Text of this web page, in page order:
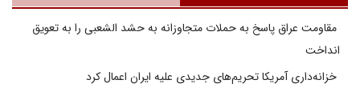
مقاومت عراق پاسخ به حملات متجاوزانه به حشد الشعبی را به تعویق
انداخت
خزانه‌داری آمریکا تحریم‌های جدیدی علیه ایران اعمال کرد